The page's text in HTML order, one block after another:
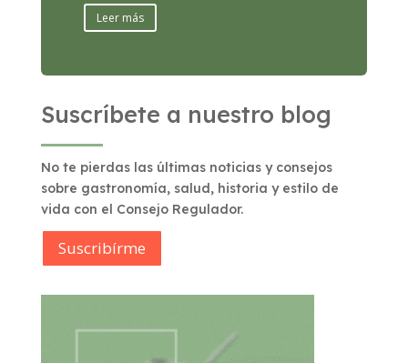
Leer más
Suscríbete a nuestro blog
No te pierdas las últimas noticias y consejos
sobre gastronomía, salud, historia y estilo de
vida con el Consejo Regulador.
Suscribírme